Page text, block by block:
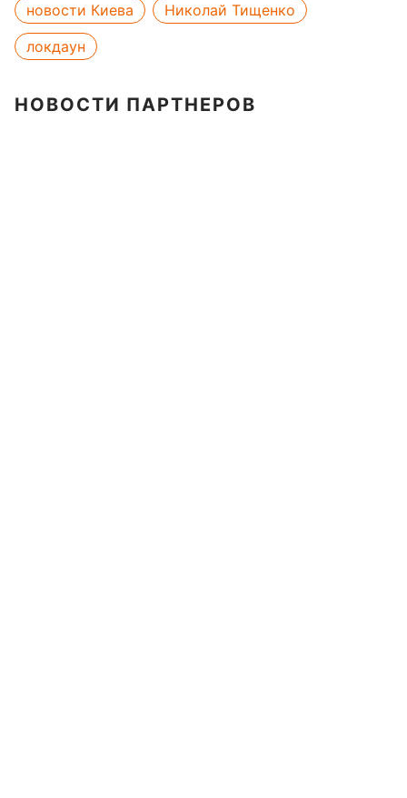
новости Киева
Николай Тищенко
локдаун
НОВОСТИ ПАРТНЕРОВ